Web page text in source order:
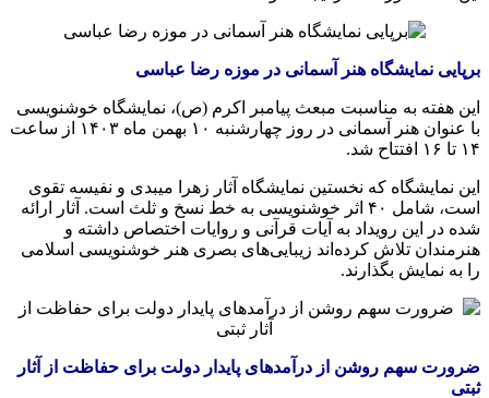
برپایی نمایشگاه هنر آسمانی در موزه رضا عباسی
این هفته به مناسبت مبعث پیامبر اکرم (ص)، نمایشگاه خوشنویسی
با عنوان هنر آسمانی در روز چهارشنبه ۱۰ بهمن ماه ۱۴۰۳ از ساعت
۱۴ تا ۱۶ افتتاح شد.
این نمایشگاه که نخستین نمایشگاه آثار زهرا میبدی و نفیسه تقوی
است، شامل ۴۰ اثر خوشنویسی به خط نسخ و ثلث است. آثار ارائه
شده در این رویداد به آیات قرآنی و روایات اختصاص داشته و
هنرمندان تلاش کرده‌اند زیبایی‌های بصری هنر خوشنویسی اسلامی
را به نمایش بگذارند.
ضرورت سهم روشن از درآمدهای پایدار دولت برای حفاظت از آثار
ثبتی